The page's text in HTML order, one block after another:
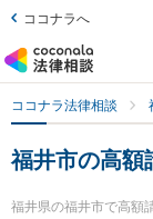
ココナラへ
ココナラ法律相談
福井市の高額
福井県の福井市で高額